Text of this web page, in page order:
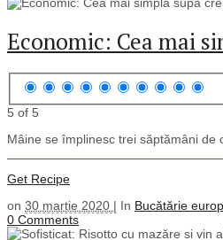
Economic: Cea mai
5 of 5
Mâine se împlinesc trei săptămâni de
Get Recipe
on 30 martie 2020 | In Bucătărie
0 Comments